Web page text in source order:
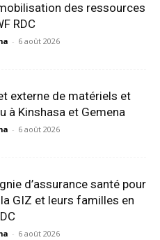
des ressources
RDC
- 6 août 2026
externe de matériels et
à Kinshasa et Gemena
- 6 août 2026
d’assurance santé pour
GIZ et leurs familles en
- 6 août 2026